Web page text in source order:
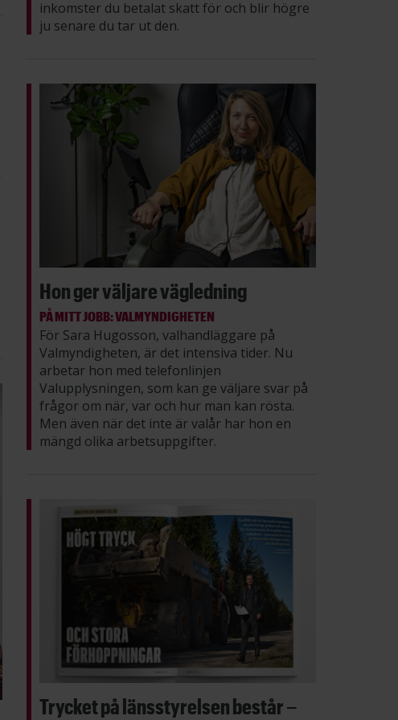
inkomster du betalat skatt för och blir högre
ju senare du tar ut den.
Hon ger väljare vägledning
PÅ MITT JOBB: VALMYNDIGHETEN
För Sara Hugosson, valhandläggare på
Valmyndigheten, är det intensiva tider. Nu
arbetar hon med telefonlinjen
Valupplysningen, som kan ge väljare svar på
frågor om när, var och hur man kan rösta.
Men även när det inte är valår har hon en
mängd olika arbetsuppgifter.
Trycket på länsstyrelsen består –